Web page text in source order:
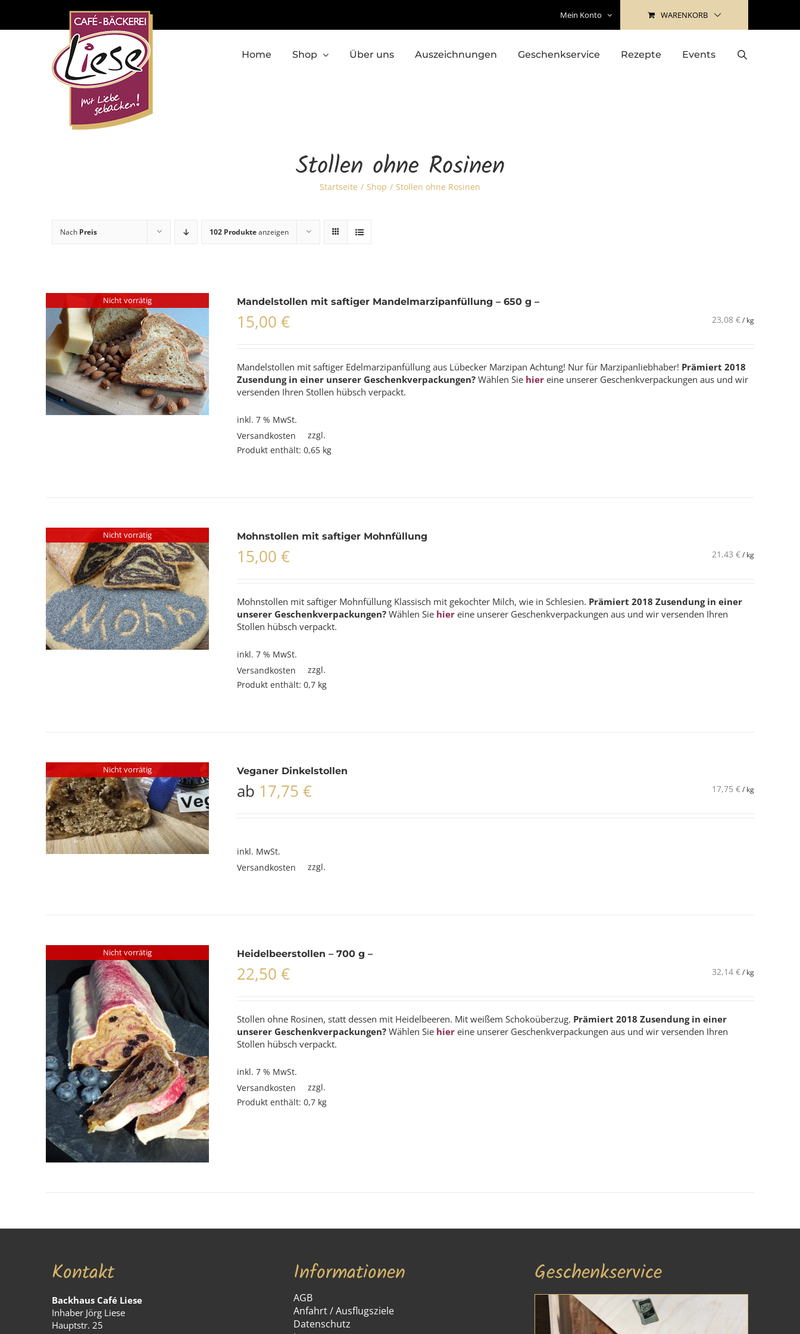
content
Mein Konto WARENKORB
Home Shop Über uns Auszeichnungen Geschenkservice Rezepte Events
Stollen ohne Rosinen
Startseite Shop Stollen ohne Rosinen
Nach Preis 102 Produkteanzeigen
Nicht vorrätig Mandelstollen mit saftiger Mandelmarzipanfüllung – 650 g –
15,00€ 23,08 €/ kg
Mandelstollen mit saftiger Edelmarzipanfüllung aus Lübecker Marzipan Achtung! Nur für Marzipanliebhaber! Prämiert 2018
Zusendung in einer unserer Geschenkverpackungen? Wählen Sie hier eine unserer Geschenkverpackungen aus und wir
versenden Ihren Stollen hübsch verpackt.
inkl. 7 % MwSt.
zzgl.
Versandkosten
Produkt enthält: 0,65 kg
Nicht vorrätig Mohnstollen mit saftiger Mohnfüllung
15,00€ 21,43 €/ kg
Mohnstollen mit saftiger Mohnfüllung Klassisch mit gekochter Milch, wie in Schlesien. Prämiert 2018 Zusendung in einer
unserer Geschenkverpackungen? Wählen Sie hier eine unserer Geschenkverpackungen aus und wir versenden Ihren
Stollen hübsch verpackt.
inkl. 7 % MwSt.
zzgl.
Versandkosten
Produkt enthält: 0,7 kg
Nicht vorrätig Veganer Dinkelstollen
ab 17,75€ 17,75 €/ kg
inkl. MwSt.
zzgl.
Versandkosten
Nicht vorrätig Heidelbeerstollen – 700 g –
22,50€ 32,14 €/ kg
Stollen ohne Rosinen, statt dessen mit Heidelbeeren. Mit weißem Schokoüberzug. Prämiert 2018 Zusendung in einer
unserer Geschenkverpackungen? Wählen Sie hier eine unserer Geschenkverpackungen aus und wir versenden Ihren
Stollen hübsch verpackt.
inkl. 7 % MwSt.
zzgl.
Versandkosten
Produkt enthält: 0,7 kg
Kontakt
Backhaus Café Liese
Inhaber Jörg Liese
Hauptstr. 25
Informationen
AGB
Anfahrt / Ausflugsziele
Datenschutz
Geschenkservice